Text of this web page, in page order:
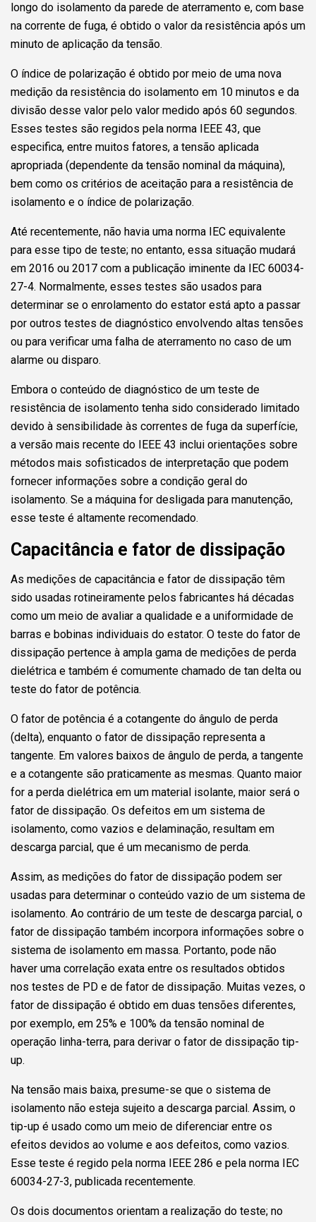
longo do isolamento da parede de aterramento e, com base
na corrente de fuga, é obtido o valor da resistência após um
minuto de aplicação da tensão.
O índice de polarização é obtido por meio de uma nova
medição da resistência do isolamento em 10 minutos e da
divisão desse valor pelo valor medido após 60 segundos.
Esses testes são regidos pela norma IEEE 43, que
especifica, entre muitos fatores, a tensão aplicada
apropriada (dependente da tensão nominal da máquina),
bem como os critérios de aceitação para a resistência de
isolamento e o índice de polarização.
Até recentemente, não havia uma norma IEC equivalente
para esse tipo de teste; no entanto, essa situação mudará
em 2016 ou 2017 com a publicação iminente da IEC 60034-
27-4. Normalmente, esses testes são usados para
determinar se o enrolamento do estator está apto a passar
por outros testes de diagnóstico envolvendo altas tensões
ou para verificar uma falha de aterramento no caso de um
alarme ou disparo.
Embora o conteúdo de diagnóstico de um teste de
resistência de isolamento tenha sido considerado limitado
devido à sensibilidade às correntes de fuga da superfície,
a versão mais recente do IEEE 43 inclui orientações sobre
métodos mais sofisticados de interpretação que podem
fornecer informações sobre a condição geral do
isolamento. Se a máquina for desligada para manutenção,
esse teste é altamente recomendado.
Capacitância e fator de dissipação
As medições de capacitância e fator de dissipação têm
sido usadas rotineiramente pelos fabricantes há décadas
como um meio de avaliar a qualidade e a uniformidade de
barras e bobinas individuais do estator. O teste do fator de
dissipação pertence à ampla gama de medições de perda
dielétrica e também é comumente chamado de tan delta ou
teste do fator de potência.
O fator de potência é a cotangente do ângulo de perda
(delta), enquanto o fator de dissipação representa a
tangente. Em valores baixos de ângulo de perda, a tangente
e a cotangente são praticamente as mesmas. Quanto maior
for a perda dielétrica em um material isolante, maior será o
fator de dissipação. Os defeitos em um sistema de
isolamento, como vazios e delaminação, resultam em
descarga parcial, que é um mecanismo de perda.
Assim, as medições do fator de dissipação podem ser
usadas para determinar o conteúdo vazio de um sistema de
isolamento. Ao contrário de um teste de descarga parcial, o
fator de dissipação também incorpora informações sobre o
sistema de isolamento em massa. Portanto, pode não
haver uma correlação exata entre os resultados obtidos
nos testes de PD e de fator de dissipação. Muitas vezes, o
fator de dissipação é obtido em duas tensões diferentes,
por exemplo, em 25% e 100% da tensão nominal de
operação linha-terra, para derivar o fator de dissipação tip-
up.
Na tensão mais baixa, presume-se que o sistema de
isolamento não esteja sujeito a descarga parcial. Assim, o
tip-up é usado como um meio de diferenciar entre os
efeitos devidos ao volume e aos defeitos, como vazios.
Esse teste é regido pela norma IEEE 286 e pela norma IEC
60034-27-3, publicada recentemente.
Os dois documentos orientam a realização do teste; no